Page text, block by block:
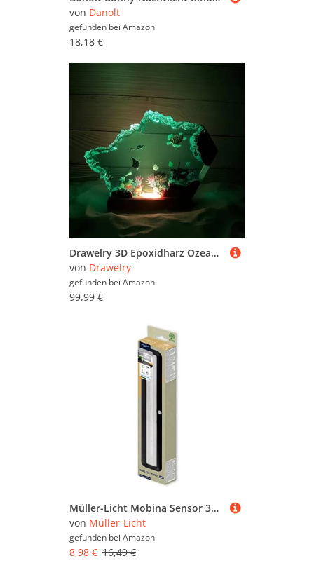
von Danolt
gefunden bei Amazon
18,18 €
Drawelry 3D Epoxidharz Ozeanfigur Ornamente mit Holzsockel, LED Buntes Nachtlicht, Harz Ozean Tier Statue Hai Wale Pinguin Oktopus Figuren Skulptur Kunsthandwerk Mini Meere Aquarium Dekoration (B4, M)
von Drawelry
gefunden bei Amazon
99,99 €
Müller-Licht Mobina Sensor 30 LED Batterieleuchte Orientierunglicht Nachtlicht, 30cm Länge, neutralweiß 4000K, 2W, wiederaufladbar per USB, selbstklebend, schwarz
von Müller-Licht
gefunden bei Amazon
8,98 € 16,49 €